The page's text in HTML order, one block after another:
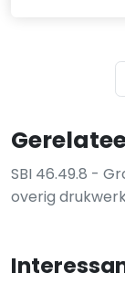
SBI 46.49.8 -
overig